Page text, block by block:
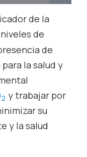
de la
de
de
la salud y
2 y trabajar por
su
y la salud